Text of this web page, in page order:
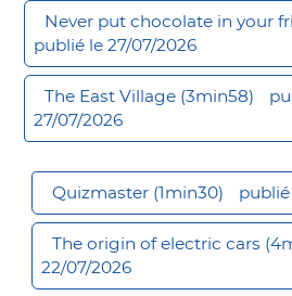
Never put chocolate in your
publié le 27/07/2026
The East Village (3min58)
27/07/2026
Quizmaster (1min30)
The origin of electric cars
22/07/2026